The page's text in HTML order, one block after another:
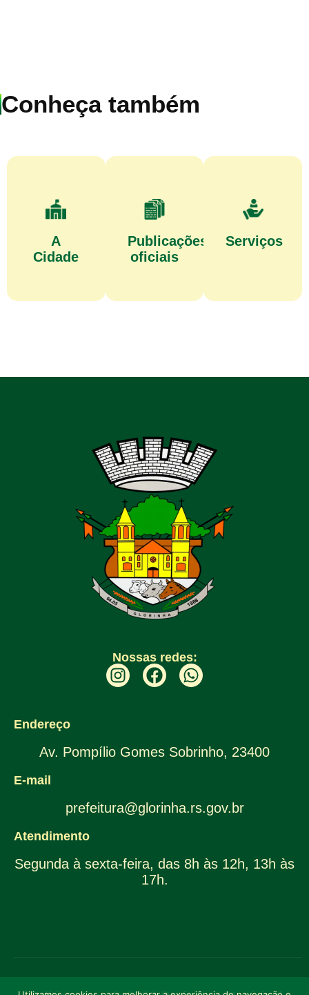
Conheça também
A
Cidade
Publicações
oficiais
Serviços
Nossas redes:
Endereço
Av. Pompílio Gomes Sobrinho, 23400
E-mail
prefeitura@glorinha.rs.gov.br
Atendimento
Segunda à sexta-feira, das 8h às 12h, 13h às
17h.